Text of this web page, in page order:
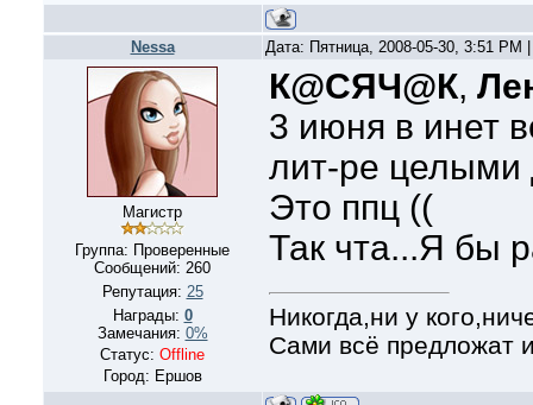
Nessa Дата: Пятница, 2008-05-30, 3:51
Магистр
Группа: Проверенные
Сообщений: 260
Репутация: 25
Награды: 0
Замечания: 0%
Статус: Offline
Город: Ершов
К@СЯЧ@К,
3 июня в инет
лит-ре целыми
Это ппц ((
Так чта...Я бы
Никогда,ни у
Сами всё предложат